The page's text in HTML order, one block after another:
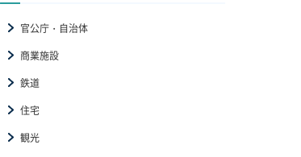
官公庁・自治体
商業施設
鉄道
住宅
観光